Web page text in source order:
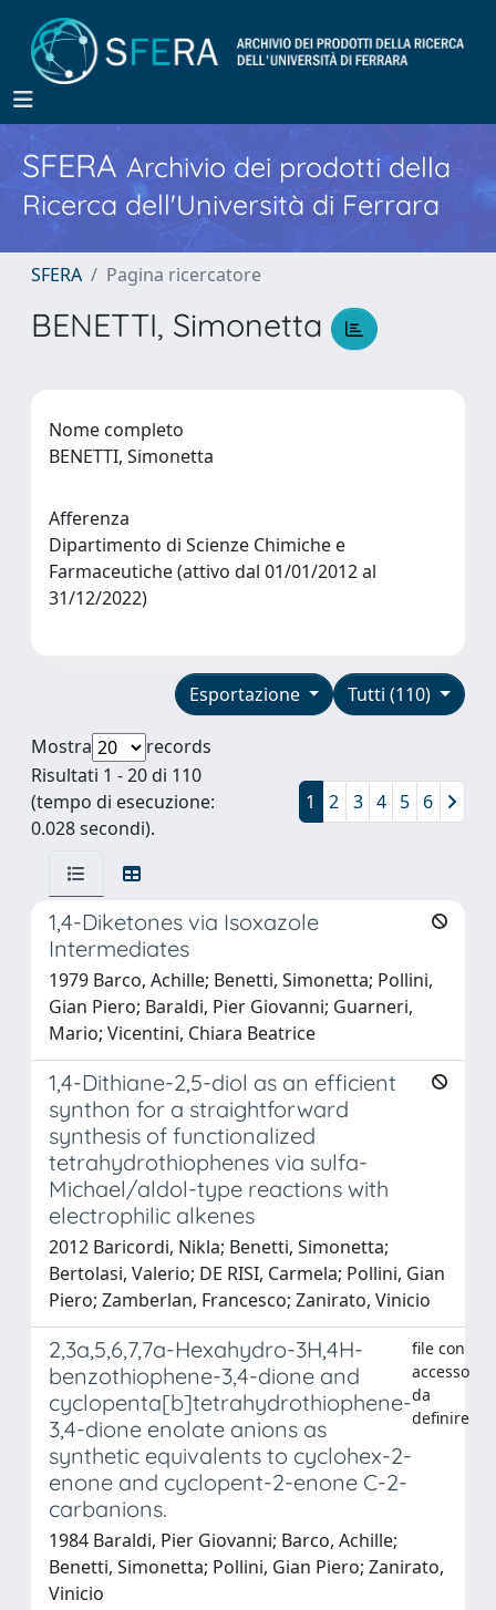
SFERA Archivio dei prodotti della
Ricerca dell'Università di Ferrara
SFERA Pagina ricercatore
BENETTI, Simonetta
Nome completo
BENETTI, Simonetta
Afferenza
Dipartimento di Scienze Chimiche e
Farmaceutiche (attivo dal 01/01/2012 al
31/12/2022)
Tutti (110)
Esportazione
Mostra
records
Risultati 1 - 20 di 110
(tempo di esecuzione:
0.028 secondi).
1 2 3 4 5 6
1,4-Diketones via Isoxazole
Intermediates
1979 Barco, Achille; Benetti, Simonetta; Pollini,
Gian Piero; Baraldi, Pier Giovanni; Guarneri,
Mario; Vicentini, Chiara Beatrice
1,4-Dithiane-2,5-diol as an efficient
synthon for a straightforward
synthesis of functionalized
tetrahydrothiophenes via sulfa-
Michael/aldol-type reactions with
electrophilic alkenes
2012 Baricordi, Nikla; Benetti, Simonetta;
Bertolasi, Valerio; DE RISI, Carmela; Pollini, Gian
Piero; Zamberlan, Francesco; Zanirato, Vinicio
2,3a,5,6,7,7a-Hexahydro-3H,4H-
benzothiophene-3,4-dione and
cyclopenta[b]tetrahydrothiophene-
3,4-dione enolate anions as
synthetic equivalents to cyclohex-2-
enone and cyclopent-2-enone C-2-
carbanions.
file con
accesso
da
definire
1984 Baraldi, Pier Giovanni; Barco, Achille;
Benetti, Simonetta; Pollini, Gian Piero; Zanirato,
Vinicio